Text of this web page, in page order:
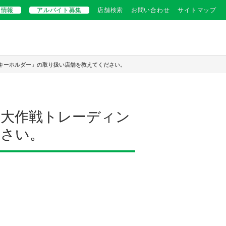
報 アルバイト募集 店舗検索 お問い合わせ サイトマップ
ホルダー」の取り扱い店舗を教えてください。
作戦トレーディン
い。